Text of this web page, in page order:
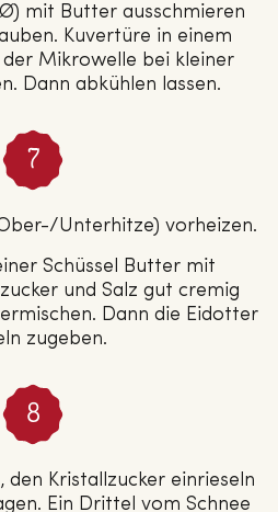
mit Butter ausschmieren
Kuvertüre in einem
Mikrowelle bei kleiner
Dann abkühlen lassen.
Unterhitze) vorheizen.
Schüssel Butter mit
und Salz gut cremig
Dann die Eidotter
zugeben.
den Kristallzucker einrieseln
Ein Drittel vom Schnee